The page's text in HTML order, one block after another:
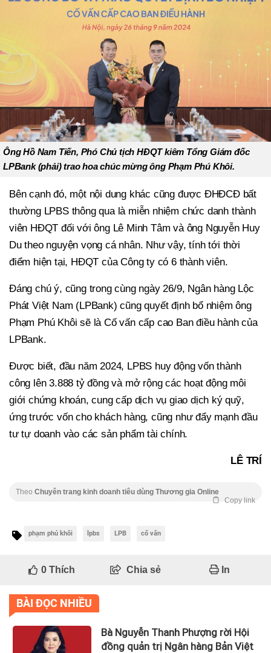
Ông Hồ Nam Tiến, Phó Chủ tịch HĐQT kiêm Tổng Giám đốc
LPBank (phải) trao hoa chúc mừng ông Phạm Phú Khôi.
Bên cạnh đó, một nội dung khác cũng được ĐHĐCĐ bất
thường LPBS thông qua là miễn nhiệm chức danh thành
viên HĐQT đối với ông Lê Minh Tâm và ông Nguyễn Huy
Du theo nguyện vọng cá nhân. Như vậy, tính tới thời
điểm hiện tại, HĐQT của Công ty có 6 thành viên.
Đáng chú ý, cũng trong cùng ngày 26/9, Ngân hàng Lộc
Phát Việt Nam (LPBank) cũng quyết định bổ nhiệm ông
Phạm Phú Khôi sẽ là Cố vấn cấp cao Ban điều hành của
LPBank.
Được biết, đầu năm 2024, LPBS huy động vốn thành
công lên 3.888 tỷ đồng và mở rộng các hoạt động môi
giới chứng khoán, cung cấp dịch vụ giao dịch ký quỹ,
ứng trước vốn cho khách hàng, cũng như đẩy mạnh đầu
tư tự doanh vào các sản phẩm tài chính.
LÊ TRÍ
Theo Chuyên trang kinh doanh tiêu dùng Thương gia Online
Copy link
phạm phú khôi lpbs LPB cố vấn
0Thích Chia sẻ In
BÀI ĐỌC NHIỀU
Bà Nguyễn Thanh Phượng rời Hội
đồng quản trị Ngân hàng Bản Việt